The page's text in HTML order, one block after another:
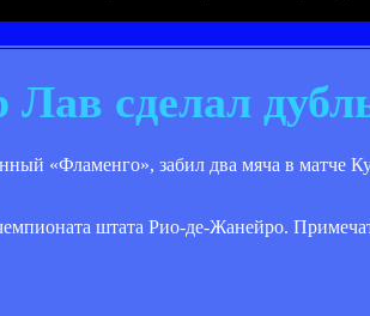
Лав сделал
«Фламенго», забил два мяча в матче
штата Рио-де-Жанейро.